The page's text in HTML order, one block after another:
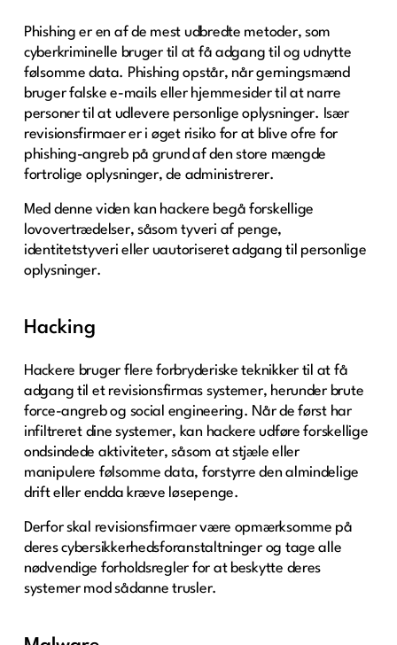
Phishing er en af de mest udbredte metoder, som
cyberkriminelle bruger til at få adgang til og udnytte
følsomme data. Phishing opstår, når gerningsmænd
bruger falske e-mails eller hjemmesider til at narre
personer til at udlevere personlige oplysninger. Især
revisionsfirmaer er i øget risiko for at blive ofre for
phishing-angreb på grund af den store mængde
fortrolige oplysninger, de administrerer.
Med denne viden kan hackere begå forskellige
lovovertrædelser, såsom tyveri af penge,
identitetstyveri eller uautoriseret adgang til personlige
oplysninger.
Hacking
Hackere bruger flere forbryderiske teknikker til at få
adgang til et revisionsfirmas systemer, herunder brute
force-angreb og social engineering. Når de først har
infiltreret dine systemer, kan hackere udføre forskellige
ondsindede aktiviteter, såsom at stjæle eller
manipulere følsomme data, forstyrre den almindelige
drift eller endda kræve løsepenge.
Derfor skal revisionsfirmaer være opmærksomme på
deres cybersikkerhedsforanstaltninger og tage alle
nødvendige forholdsregler for at beskytte deres
systemer mod sådanne trusler.